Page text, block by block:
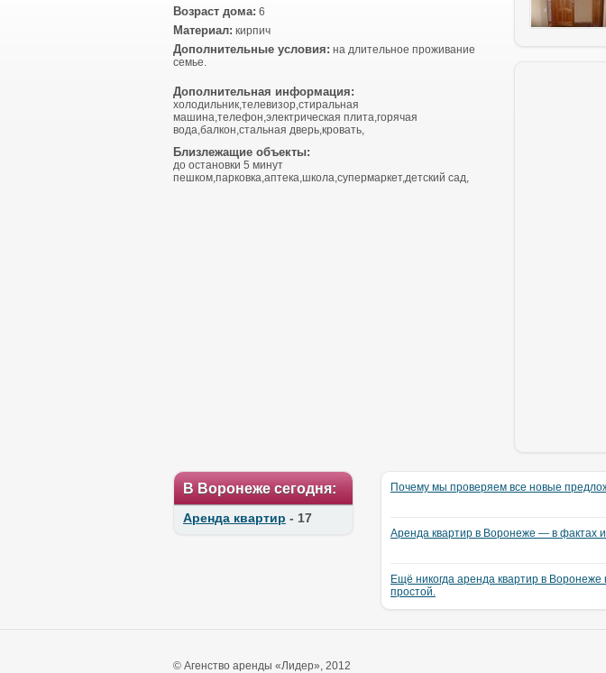
Возраст дома: 6
Материал: кирпич
Дополнительные условия: на длительное проживание
семье.
Дополнительная информация:
холодильник,телевизор,стиральная
машина,телефон,электрическая плита,горячая
вода,балкон,стальная дверь,кровать,
Близлежащие объекты:
до остановки 5 минут
пешком,парковка,аптека,школа,супермаркет,детский сад,
В Воронеже сегодня:
Аренда квартир - 17
Почему мы проверяем все новые
Аренда квартир в Воронеже — в фактах
Ещё никогда аренда квартир в Воронеже
простой.
© Агенство аренды «Лидер», 2012